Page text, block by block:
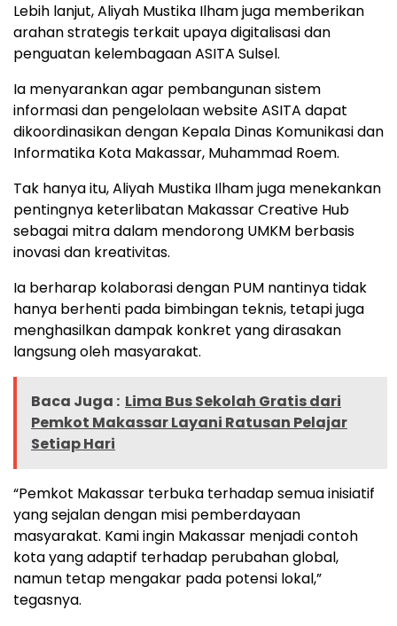
Lebih lanjut, Aliyah Mustika Ilham juga memberikan
arahan strategis terkait upaya digitalisasi dan
penguatan kelembagaan ASITA Sulsel.
Ia menyarankan agar pembangunan sistem
informasi dan pengelolaan website ASITA dapat
dikoordinasikan dengan Kepala Dinas Komunikasi dan
Informatika Kota Makassar, Muhammad Roem.
Tak hanya itu, Aliyah Mustika Ilham juga menekankan
pentingnya keterlibatan Makassar Creative Hub
sebagai mitra dalam mendorong UMKM berbasis
inovasi dan kreativitas.
Ia berharap kolaborasi dengan PUM nantinya tidak
hanya berhenti pada bimbingan teknis, tetapi juga
menghasilkan dampak konkret yang dirasakan
langsung oleh masyarakat.
Baca Juga : Lima Bus Sekolah Gratis dari
Pemkot Makassar Layani Ratusan Pelajar
Setiap Hari
“Pemkot Makassar terbuka terhadap semua inisiatif
yang sejalan dengan misi pemberdayaan
masyarakat. Kami ingin Makassar menjadi contoh
kota yang adaptif terhadap perubahan global,
namun tetap mengakar pada potensi lokal,”
tegasnya.